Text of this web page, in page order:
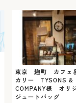
東京 麹町 カフェ
カリー TYSONS &
COMPANY様 オリ
ジュートバッグ